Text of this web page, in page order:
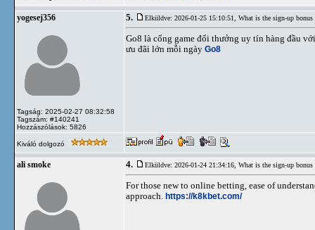
yogesej356
Tagság: 2025-02-27 08:32:58
Tagszám: #140241
Hozzászólások: 5826
5. Elküldve: 2026-01-25 15:10:51, What is the sign-up bonus
Go8 là cổng game đổi thưởng uy tín hàng đầu
ưu đãi lớn mỗi ngày Go8
Kiváló dolgozó
ali smoke 4. Elküldve: 2026-01-24 21:34:16, What is the sign-up bonus
For those new to online betting, ease of
approach. https://k8kbet.com/